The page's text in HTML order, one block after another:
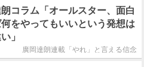
コラム「オールスター、面白
をやってもいいという発想は
」
廣岡達朗連載「やれ」と言える信念